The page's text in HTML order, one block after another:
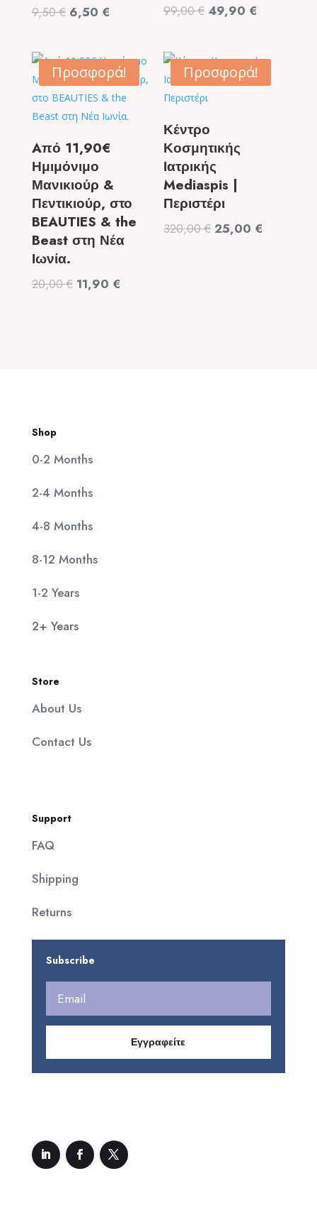
9,50€ Original
9,50 €.
6,50 €
είναι:
6,50 €.
99,00€ Original
99,00 €.
49,90 €
49,90 €.
Προσφορά!
Aπό 11,90€
Ημιμόνιμο
Μανικιούρ &
Πεντικιούρ, στο
BEAUTIES & the
Beast στη Νέα
Ιωνία.
20,00€ Original
11,90 €
Προσφορά!
Κέντρο
Κοσμητικής
Ιατρικής
Mediaspis |
Περιστέρι
320,00€ Original
25,00 €
Shop
0-2 Months
2-4 Months
4-8 Months
8-12 Months
1-2 Years
2+ Years
Store
About Us
Contact Us
Support
FAQ
Shipping
Returns
Subscribe
Εγγραφείτε